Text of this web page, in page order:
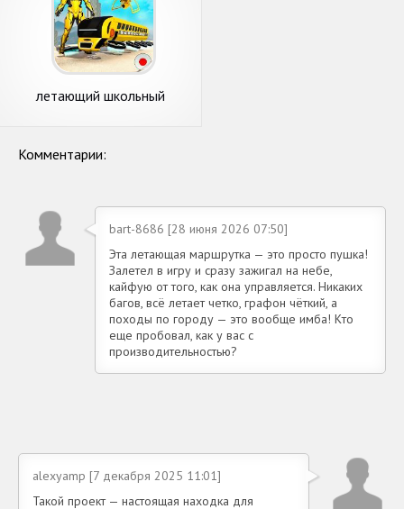
летающий школьный
Комментарии:
bart-8686 [28 июня 2026 07:50]
Эта летающая маршрутка — это просто пушка!
Залетел в игру и сразу зажигал на небе,
кайфую от того, как она управляется. Никаких
багов, всё летает четко, графон чёткий, а
походы по городу — это вообще имба! Кто
еще пробовал, как у вас с
производительностью?
alexyamp [7 декабря 2025 11:01]
Такой проект — настоящая находка для